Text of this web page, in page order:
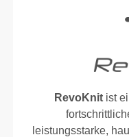
RevoKnit ist
leistungsstarke,